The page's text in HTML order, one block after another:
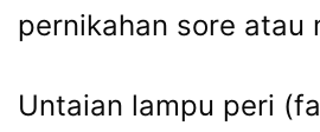
pernikahan sore atau
Untaian lampu peri